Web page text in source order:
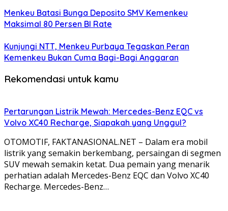
Menkeu Batasi Bunga Deposito SMV Kemenkeu
Maksimal 80 Persen BI Rate
Kunjungi NTT, Menkeu Purbaya Tegaskan Peran
Kemenkeu Bukan Cuma Bagi-Bagi Anggaran
Rekomendasi untuk kamu
Pertarungan Listrik Mewah: Mercedes-Benz EQC vs
Volvo XC40 Recharge, Siapakah yang Unggul?
OTOMOTIF, FAKTANASIONAL.NET – Dalam era mobil
listrik yang semakin berkembang, persaingan di segmen
SUV mewah semakin ketat. Dua pemain yang menarik
perhatian adalah Mercedes-Benz EQC dan Volvo XC40
Recharge. Mercedes-Benz…